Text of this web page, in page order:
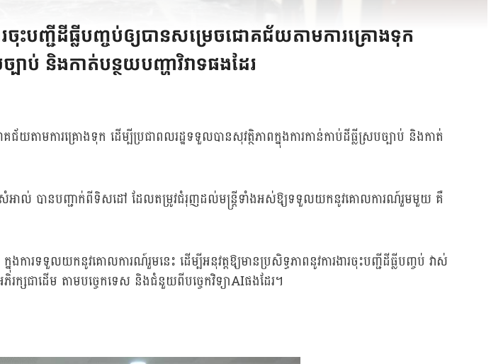
បញ្ជីដីធ្លីបញ្ចប់ឲ្យបានសម្រេចជោគជ័យតាមការគ្រោងទុក
ាប់ និងកាត់បន្ថយបញ្ហាវិវាទផងដែរ
ាមការគ្រោងទុក ដើម្បីប្រជាពលរដ្ឋទទួលបានសុវត្ថិភាពក្នុងការកាន់កាប់ដីធ្លីស្របច្បាប់ និងកាត់
ាយ សំអាល់ បានបញ្ជាក់ពីទិសដៅ ដែលតម្រូវជំរុញដល់មន្ត្រីទាំងអស់ឱ្យទទួលយកនូវគោលការណ៍រួមមួយ គឺ
ារទទួលយកនូវគោលការណ៍រួមនេះ ដើម្បីអនុវត្តឱ្យមានប្រសិទ្ធភាពនូវការងារចុះបញ្ជីដីធ្លីបញ្ចប់ វាស់
សជាដើម តាមបច្ចេកទេស និងជំនួយពីបច្ចេកវិទ្យាAIផងដែរ។